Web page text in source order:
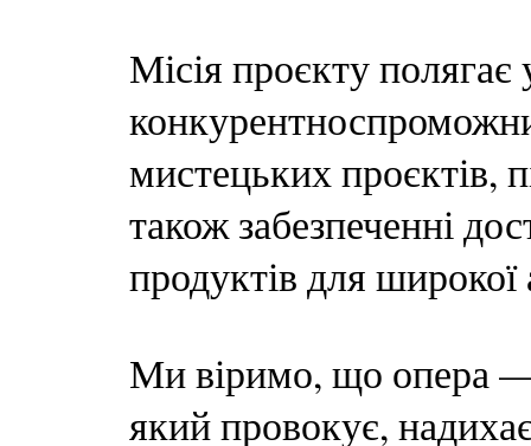
Місія проєкту полягає
мистецьких проєктів,
також забезпеченні
продуктів для широкої
Ми віримо, що опера —
який провокує,